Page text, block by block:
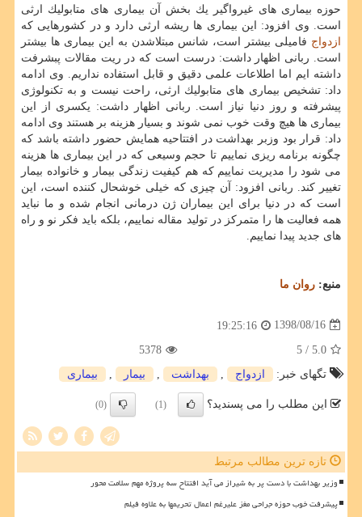
حوزه بیماری های غیرواگیر یك بخش آن بیماری های متابولیك ارثی
است. وی افزود: این بیماری ها ریشه ارثی دارد و در كشورهایی كه
ازدواج فامیلی بیشتر است، شانس مبتلاشدن به این بیماری ها بیشتر
است. ربانی اظهار داشت: درست است كه در ریت مقالات پبشرفت
داشته ایم اما اطلاعات علمی دقیق و قابل استفاده نداریم. وی ادامه
داد: تشخیص بیماری های متابولیك ارثی، راحت نیست و به تكنولوژی
پیشرفته و روز دنیا نیاز است. ربانی اظهار داشت: یكسری از این
بیماری ها هیچ وقت خوب نمی شوند و بسیار هزینه بر هستند وی ادامه
داد: قرار بود وزبر بهداشت در افتتاحیه همایش حضور داشته باشد كه
چگونه برنامه ریزی نماییم تا حجم وسیعی كه در این بیماری ها هزینه
می شود را مدیریت نماییم كه هم كیفیت زندگی بیمار و خانواده بیمار
تغییر كند. ربانی افزود: آن چیزی كه خیلی خوشحال كننده است، این
است كه در دنیا برای این بیماران ژن درمانی انجام شده و ما نباید
همه فعالیت ها را متمركز در تولید مقاله نماییم، بلكه باید فكر نو و راه
های جدید پیدا نماییم.
منبع: روان ما
1398/08/16
19:25:16
5.0
/ 5
5378
تگهای خبر:
ازدواج بهداشت بیمار بیماری
این مطلب را می پسندید؟ (1)
(0)
تازه ترین مطالب مرتبط
وزیر بهداشت با دست پر به شیراز می آید افتتاح سه پروژه مهم سلامت محور
پیشرفت خوب حوزه جراحی مغز علیرغم اعمال تحریمها به علاوه فیلم